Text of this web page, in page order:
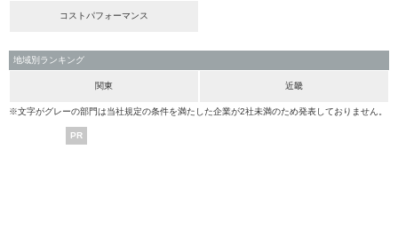
コストパフォーマンス
地域別ランキング
関東 近畿
※文字がグレーの部門は当社規定の条件を満たした企業が2社未満のため発表しておりません。
PR